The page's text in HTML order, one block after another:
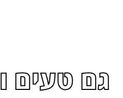
גם טעים